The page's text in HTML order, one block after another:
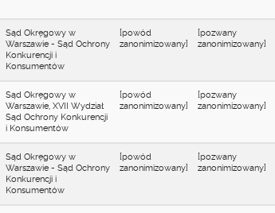
Sąd Okręgowy w
Warszawie - Sąd Ochrony
Konkurencji i
Konsumentów
[powód
zanonimizowany]
[pozwany
zanonimizowany]
Sąd Okręgowy w
Warszawie, XVII Wydział
Sąd Ochrony Konkurencji
i Konsumentów
[powód
zanonimizowany]
[pozwany
zanonimizowany]
Sąd Okręgowy w
Warszawie - Sąd Ochrony
Konkurencji i
Konsumentów
[powód
zanonimizowany]
[pozwany
zanonimizowany]